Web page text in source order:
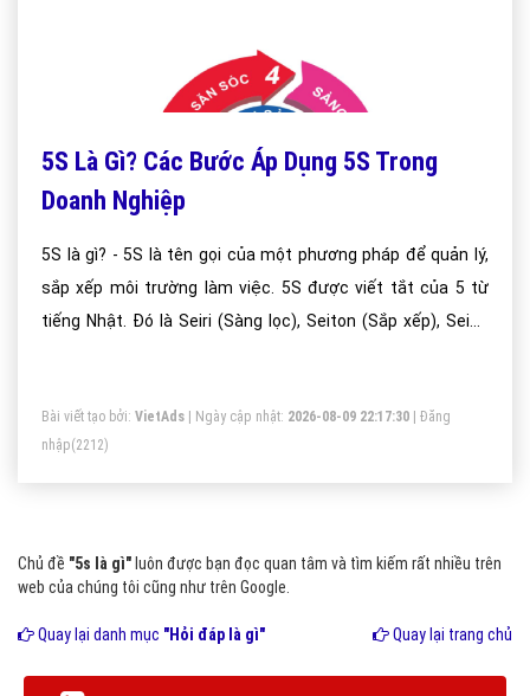
5S Là Gì? Các Bước Áp Dụng 5S Trong
Doanh Nghiệp
5S là gì? - 5S là tên gọi của một phương pháp để quản lý,
sắp xếp môi trường làm việc. 5S được viết tắt của 5 từ
tiếng Nhật. Đó là Seiri (Sàng lọc), Seiton (Sắp xếp), Seiso
Bài viết tạo bởi: VietAds | Ngày cập nhật: 2026-08-09 22:17:30
Đăng
nhập(2212)
Chủ đề "5s là gì" luôn được bạn đọc quan tâm và tìm kiếm rất nhiều trên
web của chúng tôi cũng như trên Google.
Quay lại danh mục "Hỏi đáp là gì" Quay lại trang chủ